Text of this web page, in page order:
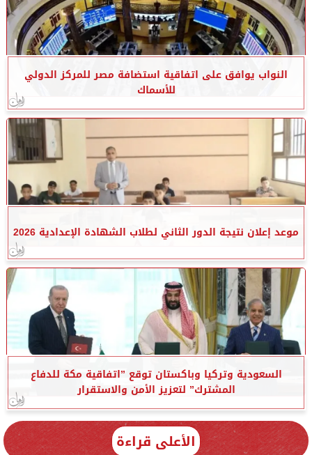
النواب يوافق على اتفاقية استضافة مصر للمركز الدولي
للأسماك
موعد إعلان نتيجة الدور الثاني لطلاب الشهادة الإعدادية 2026
السعودية وتركيا وباكستان توقع ”اتفاقية مكة للدفاع
المشترك” لتعزيز الأمن والاستقرار
الأعلى قراءة